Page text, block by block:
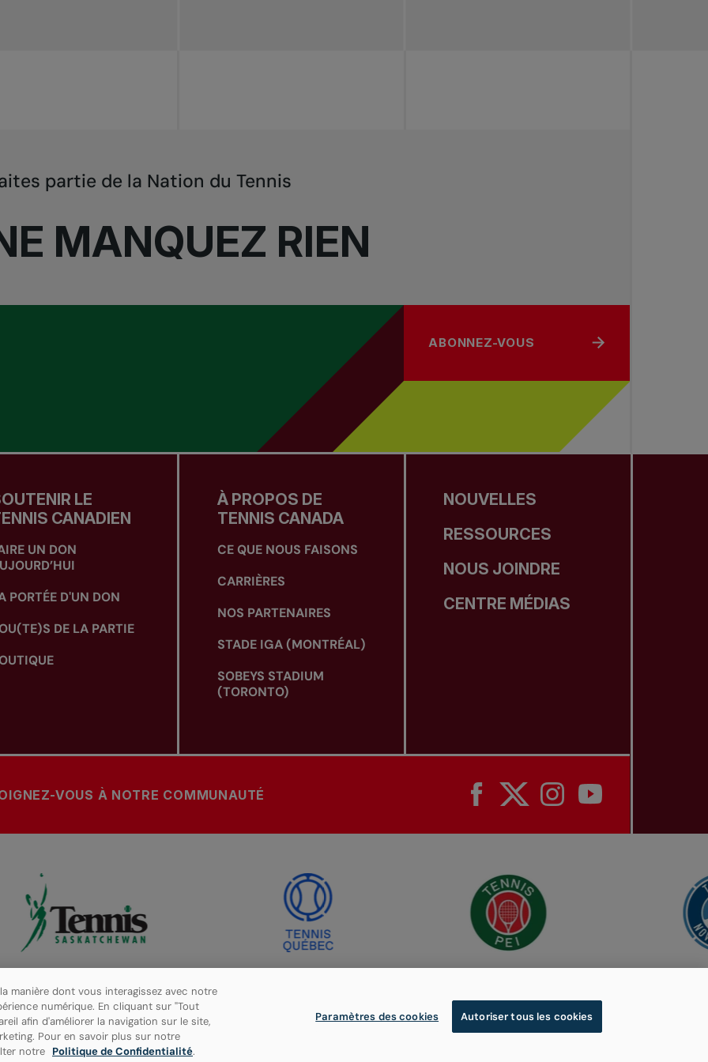
MANQUEZ RIEN
partie de la Nation du Tennis
ABONNEZ-VOUS
LE
CANADIEN
UN DON
PORTÉE D'UN DON
DE LA PARTIE
À PROPOS DE
TENNIS CANADA
CE QUE NOUS FAISONS
CARRIÈRES
NOS PARTENAIRES
STADE IGA (MONTRÉAL)
SOBEYS STADIUM
(TORONTO)
NOUVELLES
RESSOURCES
NOUS JOINDRE
CENTRE MÉDIAS
VOUS À NOTRE COMMUNAUTÉ
© 2026 Tennis Canada, tous droits réservés.
manière dont vous interagissez avec notre
numérique. En cliquant sur "Tout
afin d'améliorer la navigation sur le site,
Pour en savoir plus sur notre
notre Politique de Confidentialité.
Paramètres des cookies Autoriser tous les cookies